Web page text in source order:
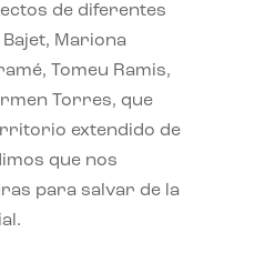
de diferentes
Mariona
Tomeu Ramis,
Torres, que
extendido de
que nos
para salvar de la